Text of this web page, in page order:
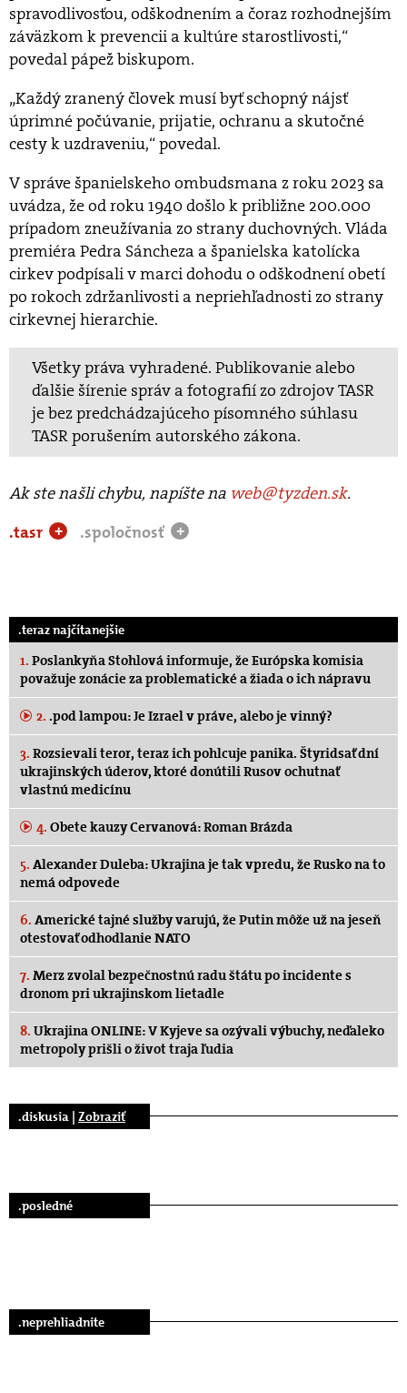
spravodlivosťou, odškodnením a čoraz rozhodnejším
záväzkom k prevencii a kultúre starostlivosti,“
povedal pápež biskupom.
„Každý zranený človek musí byť schopný nájsť
úprimné počúvanie, prijatie, ochranu a skutočné
cesty k uzdraveniu,“ povedal.
V správe španielskeho ombudsmana z roku 2023 sa
uvádza, že od roku 1940 došlo k približne 200.000
prípadom zneužívania zo strany duchovných. Vláda
premiéra Pedra Sáncheza a španielska katolícka
cirkev podpísali v marci dohodu o odškodnení obetí
po rokoch zdržanlivosti a nepriehľadnosti zo strany
cirkevnej hierarchie.
Všetky práva vyhradené. Publikovanie alebo
ďalšie šírenie správ a fotografií zo zdrojov TASR
je bez predchádzajúceho písomného súhlasu
TASR porušením autorského zákona.
Ak ste našli chybu, napíšte na web@tyzden.sk.
.tasr
+ .spoločnosť +
.teraz najčítanejšie
1. Poslankyňa Stohlová informuje, že Európska komisia
považuje zonácie za problematické a žiada o ich nápravu
2. .pod lampou: Je Izrael v práve, alebo je vinný?
3. Rozsievali teror, teraz ich pohlcuje panika. Štyridsať dní
ukrajinských úderov, ktoré donútili Rusov ochutnať
vlastnú medicínu
4. Obete kauzy Cervanová: Roman Brázda
5. Alexander Duleba: Ukrajina je tak vpredu, že Rusko na to
nemá odpovede
6. Americké tajné služby varujú, že Putin môže už na jeseň
otestovať odhodlanie NATO
7. Merz zvolal bezpečnostnú radu štátu po incidente s
dronom pri ukrajinskom lietadle
8. Ukrajina ONLINE: V Kyjeve sa ozývali výbuchy, neďaleko
metropoly prišli o život traja ľudia
.diskusia | Zobraziť
.posledné
.neprehliadnite